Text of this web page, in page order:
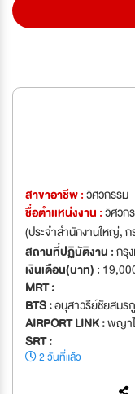
สาขาอาชีพ :วิศวกรรม
ชื่อตำเเหน่งงาน :วิศวก
(ประจำสำนักงานใหญ่, ก
สถานที่ปฏิบัติงาน :กรุ
เงินเดือน(บาท) :
MRT :
BTS :อนุสาวรีย์ชัยสมร
AIRPORT LINK :พญา
SRT :
2 วันที่แล้ว